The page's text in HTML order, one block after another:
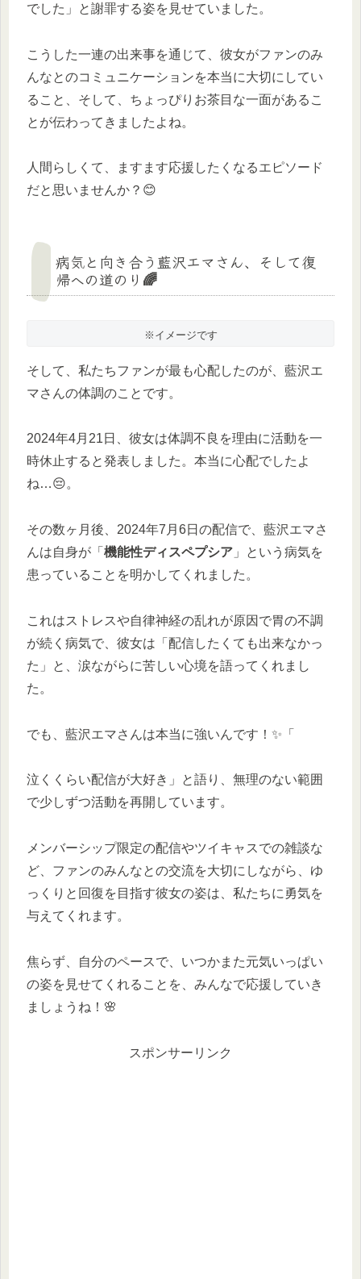
でした」と謝罪する姿を見せていました。
こうした一連の出来事を通じて、彼女がファンのみ
んなとのコミュニケーションを本当に大切にしてい
ること、そして、ちょっぴりお茶目な一面があるこ
とが伝わってきましたよね。
人間らしくて、ますます応援したくなるエピソード
だと思いませんか？😊
病気と向き合う藍沢エマさん、そして復
帰への道のり🌈
※イメージです
そして、私たちファンが最も心配したのが、藍沢エ
マさんの体調のことです。
2024年4月21日、彼女は体調不良を理由に活動を一
時休止すると発表しました。本当に心配でしたよ
ね…😔。
その数ヶ月後、2024年7月6日の配信で、藍沢エマさ
んは自身が「 機能性ディスペプシア 」という病気を
患っていることを明かしてくれました。
これはストレスや自律神経の乱れが原因で胃の不調
が続く病気で、彼女は「配信したくても出来なかっ
た」と、涙ながらに苦しい心境を語ってくれまし
た。
でも、藍沢エマさんは本当に強いんです！✨「
泣くくらい配信が大好き」と語り、無理のない範囲
で少しずつ活動を再開しています。
メンバーシップ限定の配信やツイキャスでの雑談な
ど、ファンのみんなとの交流を大切にしながら、ゆ
っくりと回復を目指す彼女の姿は、私たちに勇気を
与えてくれます。
焦らず、自分のペースで、いつかまた元気いっぱい
の姿を見せてくれることを、みんなで応援していき
ましょうね！🌸
スポンサーリンク